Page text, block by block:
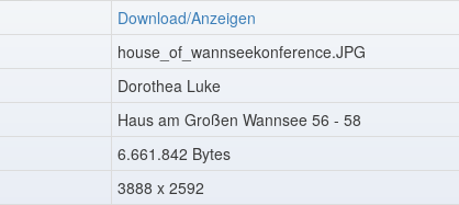
Download/Anzeigen
house_of_wannseekonference.JPG
Dorothea Luke
Haus am Großen Wannsee 56 - 58
6.661.842 Bytes
3888 x 2592